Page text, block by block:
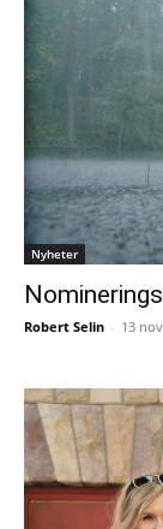
Nyheter
Robert Selin - 13